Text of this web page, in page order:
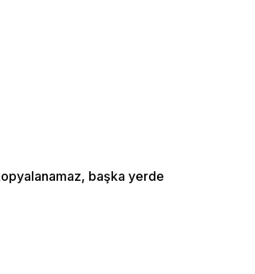
başka yerde